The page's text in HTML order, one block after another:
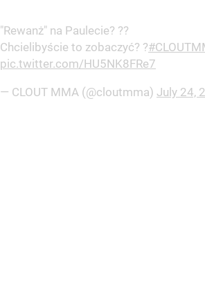
"Rewanż" na Paulecie? ??
Chcielibyście to zobaczyć? ?
pic.twitter.com/HU5NK8FRe7
— CLOUT MMA (@cloutmma) July 24,